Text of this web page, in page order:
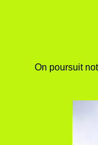
On poursuit